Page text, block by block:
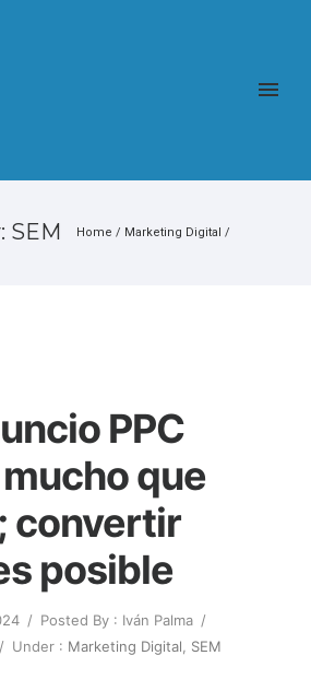
SEM Home / Marketing Digital /
PPC
que
convertir
posible
/ Posted By : Iván Palma /
/ Under : Marketing Digital SEM